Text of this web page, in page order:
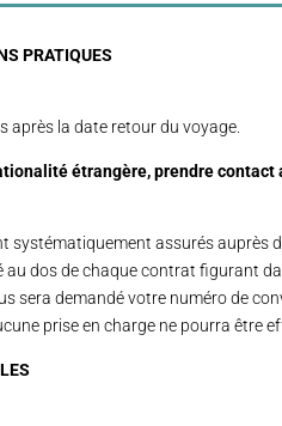
PRATIQUES
après la date retour du voyage.
étrangère, prendre
assurés auprès
au dos de chaque contrat figurant
sera demandé votre numéro de
prise en charge ne pourra être